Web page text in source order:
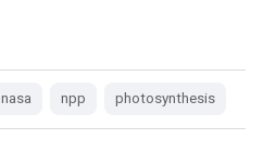
nasa npp photosynthesis